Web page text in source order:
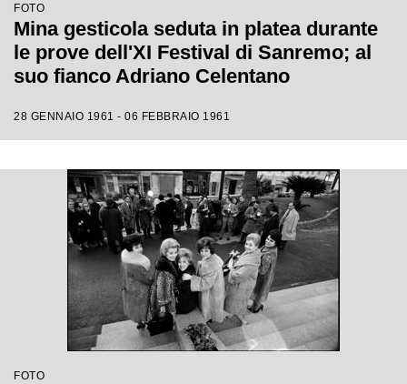
FOTO
Mina gesticola seduta in platea durante
le prove dell'XI Festival di Sanremo; al
suo fianco Adriano Celentano
28 GENNAIO 1961 - 06 FEBBRAIO 1961
FOTO